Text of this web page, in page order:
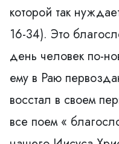
которой так
16-34). Это
день человек по-
ему в Раю
восстал в своем
все поем «